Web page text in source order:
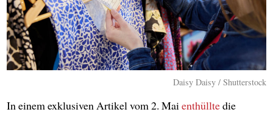
Daisy Daisy / Shutterstock
In einem exklusiven Artikel vom 2. Mai enthülltedie